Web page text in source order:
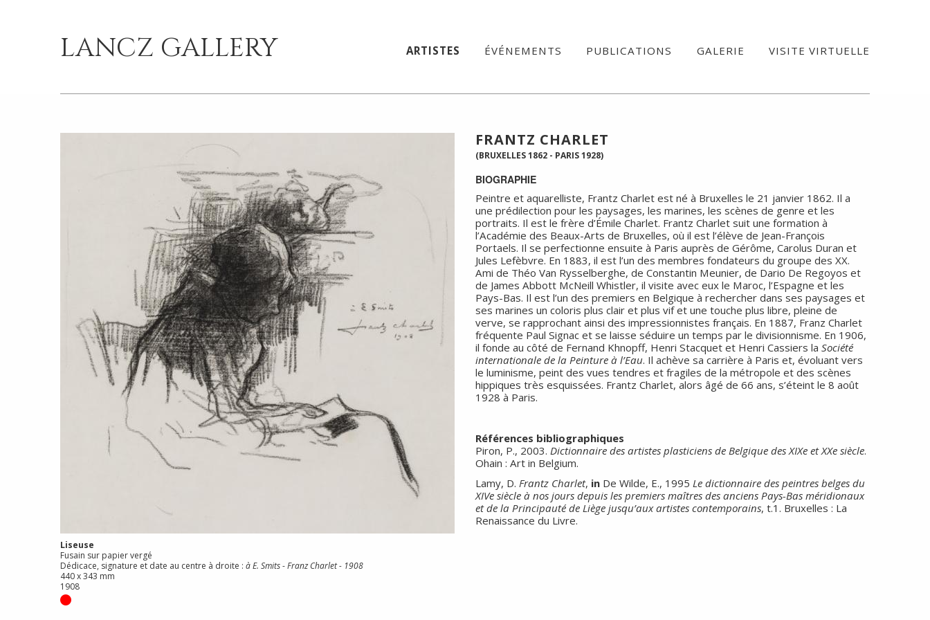
LANCZ GALLERY ARTISTES ÉVÉNEMENTS PUBLICATIONS GALERIE VISITE VIRTUELLE
Liseuse
Fusain sur papier vergé
Dédicace, signature et date au centre à droite : à E. Smits-Franz Charlet - 1908
440 x 343 mm
1908
FRANTZ CHARLET
(BRUXELLES 1862 - PARIS 1928)
BIOGRAPHIE
Peintre et aquarelliste, Frantz Charlet est né à Bruxelles le 21 janvier 1862. Il a
une prédilection pour les paysages, les marines, les scènes de genre et les
portraits. Il est le frère d’Émile Charlet. Frantz Charlet suit une formation à
l’Académie des Beaux-Arts de Bruxelles, où il est l’élève de Jean-François
Portaels. Il se perfectionne ensuite à Paris auprès de Gérôme, Carolus Duran et
Jules Lefèbvre. En 1883, il est l’un des membres fondateurs du groupe des XX.
Ami de Théo Van Rysselberghe, de Constantin Meunier, de Dario De Regoyos et
de James Abbott McNeill Whistler, il visite avec eux le Maroc, l’Espagne et les
Pays-Bas. Il est l’un des premiers en Belgique à rechercher dans ses paysages et
ses marines un coloris plus clair et plus vif et une touche plus libre, pleine de
verve, se rapprochant ainsi des impressionnistes français. En 1887, Franz Charlet
fréquente Paul Signac et se laisse séduire un temps par le divisionnisme. En 1906,
il fonde au côté de Fernand Khnopff, Henri Stacquet et Henri Cassiers la Société
internationale de la Peinture à l’Eau. Il achève sa carrière à Paris et, évoluant vers
le luminisme, peint des vues tendres et fragiles de la métropole et des scènes
hippiques très esquissées. Frantz Charlet, alors âgé de 66 ans, s’éteint le 8 août
1928 à Paris.
Références bibliographiques
Piron, P., 2003. Dictionnaire des artistes plasticiens de Belgique des XIXe et XXe siècle.
Ohain : Art in Belgium.
Lamy, D. Frantz Charlet, in De Wilde, E., 1995 Le dictionnaire des peintres belges du
XIVe siècle à nos jours depuis les premiers maîtres des anciens Pays-Bas méridionaux
et de la Principauté de Liège jusqu’aux artistes contemporains, t.1. Bruxelles : La
Renaissance du Livre.